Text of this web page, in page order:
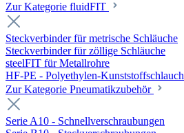
Zur Kategorie fluidFIT
Steckverbinder für metrische Schläuche
Steckverbinder für zöllige Schläuche
steelFIT für Metallrohre
HF-PE - Polyethylen-Kunststoffschlauch
Zur Kategorie Pneumatikzubehör
Serie A10 - Schnellverschraubungen